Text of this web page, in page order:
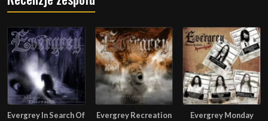
Evergrey In Search Of
Evergrey Recreation
Evergrey Monday